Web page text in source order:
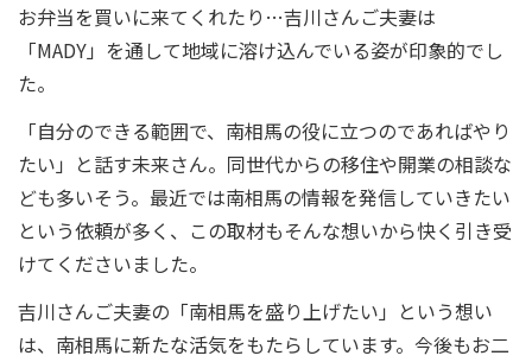
お弁当を買いに来てくれたり…吉川さんご夫妻は
「MADY」を通して地域に溶け込んでいる姿が印象的でし
た。
「自分のできる範囲で、南相馬の役に立つのであればやり
たい」と話す未来さん。同世代からの移住や開業の相談な
ども多いそう。最近では南相馬の情報を発信していきたい
という依頼が多く、この取材もそんな想いから快く引き受
けてくださいました。
吉川さんご夫妻の「南相馬を盛り上げたい」という想い
は、南相馬に新たな活気をもたらしています。今後もお二